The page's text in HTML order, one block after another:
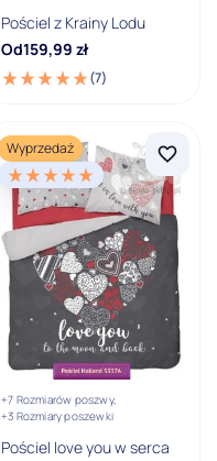
Pościel z Krainy Lodu
Od159,99 zł
(7)
Wyprzedaż
+7 Rozmiarów poszwy,
+3 Rozmiary poszewki
Pościel love you w serca